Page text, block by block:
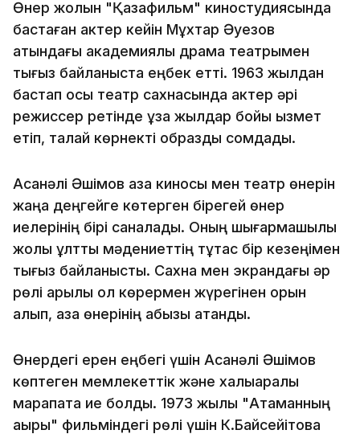
Өнер жолын "Қазақфильм" киностудиясында
бастаған актер кейін Мұхтар Әуезов
атындағы академиялық драма театрымен
тығыз байланыста еңбек етті. 1963 жылдан
бастап осы театр сахнасында актер әрі
режиссер ретінде ұзақ жылдар бойы қызмет
етіп, талай көрнекті образды сомдады.
Асанәлі Әшімов қазақ киносы мен театр өнерін
жаңа деңгейге көтерген бірегей өнер
иелерінің бірі саналады. Оның шығармашылық
жолы ұлттық мәдениеттің тұтас бір кезеңімен
тығыз байланысты. Сахна мен экрандағы әр
рөлі арқылы ол көрермен жүрегінен орын
алып, қазақ өнерінің абызы атанды.
Өнердегі ерен еңбегі үшін Асанәлі Әшімов
көптеген мемлекеттік және халықаралық
марапатқа ие болды. 1973 жылы "Атаманның
ақыры" фильміндегі рөлі үшін К.Байсейітова